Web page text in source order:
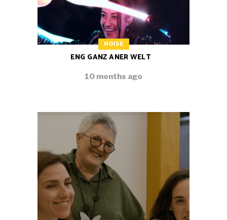
NOISE
ENG GANZ ANER WELT
10 months ago